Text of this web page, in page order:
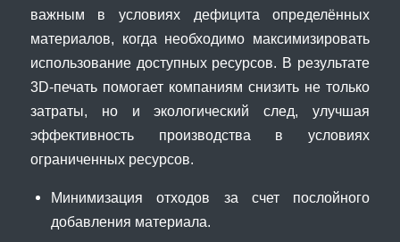
важным в условиях дефицита определённых
материалов, когда необходимо максимизировать
использование доступных ресурсов. В результате
3D-печать помогает компаниям снизить не только
затраты, но и экологический след, улучшая
эффективность производства в условиях
ограниченных ресурсов.
Минимизация отходов за счет послойного
добавления материала.